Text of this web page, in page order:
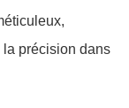
la précision dans